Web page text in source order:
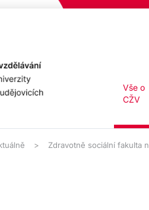
Vše o
CŽV
Zdravotně sociální fakulta